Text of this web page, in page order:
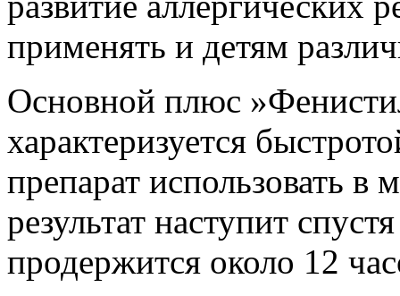
применять и детям
Основной плюс
характеризуется
препарат использовать в
результат наступит
продержится около 12